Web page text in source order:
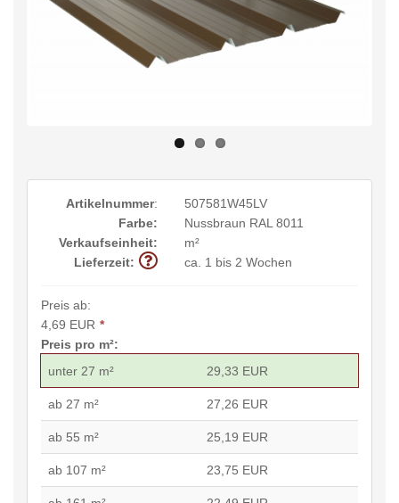
Artikelnummer:
507581W45LV
Farbe:
Nussbraun RAL 8011
Verkaufseinheit:
m²
Lieferzeit:
ca. 1 bis 2 Wochen
Preis ab:
4,69 EUR *
Preis pro m²:
unter 27 m²
29,33 EUR
ab 27 m² 27,26 EUR
ab 55 m² 25,19 EUR
ab 107 m² 23,75 EUR